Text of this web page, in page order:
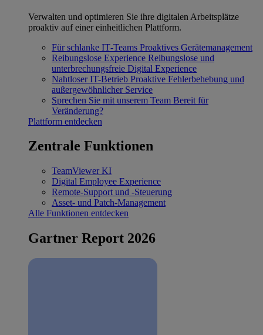
Verwalten und optimieren Sie ihre digitalen Arbeitsplätze
proaktiv auf einer einheitlichen Plattform.
Für schlanke IT‐Teams Proaktives Gerätemanagement
Reibungslose Experience Reibungslose und
unterbrechungsfreie Digital Experience
Nahtloser IT-Betrieb Proaktive Fehlerbehebung und
außergewöhnlicher Service
Sprechen Sie mit unserem Team Bereit für
Veränderung?
Plattform entdecken
Zentrale Funktionen
TeamViewer KI
Digital Employee Experience
Remote-Support und -Steuerung
Asset- und Patch-Management
Alle Funktionen entdecken
Gartner Report 2026